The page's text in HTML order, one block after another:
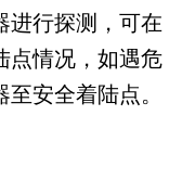
进行探测，可在
点情况，如遇危
安全着陆点。